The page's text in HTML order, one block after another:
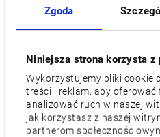
Zgoda
Niniejsza strona korzysta z
Wykorzystujemy pliki cookie
treści i reklam, aby oferować
analizować ruch w naszej
jak korzystasz z naszej
partnerom
X: 1,540 / Y: 760 / Z: 660
4,000 [6,000], [10,000],
Liczba narzędzi
36 [54]